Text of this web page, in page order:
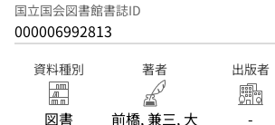
国立国会図書館書誌ID
000006992813
資料種別
図書
著者
前橋, 兼三, 大
出版者
-